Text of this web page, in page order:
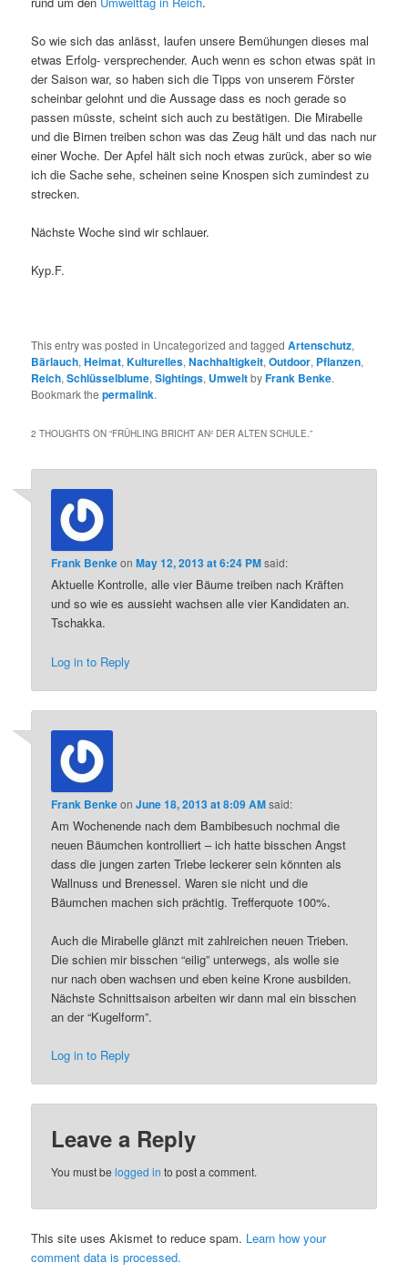
So wie sich das anlässt, laufen unsere Bemühungen dieses mal
etwas Erfolg- versprechender. Auch wenn es schon etwas spät in
der Saison war, so haben sich die Tipps von unserem Förster
scheinbar gelohnt und die Aussage dass es noch gerade so
passen müsste, scheint sich auch zu bestätigen. Die Mirabelle
und die Birnen treiben schon was das Zeug hält und das nach nur
einer Woche. Der Apfel hält sich noch etwas zurück, aber so wie
ich die Sache sehe, scheinen seine Knospen sich zumindest zu
strecken.
Nächste Woche sind wir schlauer.
Kyp.F.
This entry was posted in Uncategorized and taggedArtenschutz,
Bärlauch,Heimat,Kulturelles,Nachhaltigkeit,Outdoor, Pflanzen,
Reich,Schlüsselblume,Sightings, UmweltbyFrank Benke.
Bookmark thepermalink.
2 THOUGHTS ON “FRÜHLING BRICHT AN² DER ALTEN SCHULE.”
Frank BenkeonMay 12, 2013 at 6:24 PMsaid:
Aktuelle Kontrolle, alle vier Bäume treiben nach Kräften
und so wie es aussieht wachsen alle vier Kandidaten an.
Tschakka.
Log in to Reply
Frank BenkeonJune 18, 2013 at 8:09 AMsaid:
Am Wochenende nach dem Bambibesuch nochmal die
neuen Bäumchen kontrolliert – ich hatte bisschen Angst
dass die jungen zarten Triebe leckerer sein könnten als
Wallnuss und Brenessel. Waren sie nicht und die
Bäumchen machen sich prächtig. Trefferquote 100%.
Auch die Mirabelle glänzt mit zahlreichen neuen Trieben.
Die schien mir bisschen “eilig” unterwegs, als wolle sie
nur nach oben wachsen und eben keine Krone ausbilden.
Nächste Schnittsaison arbeiten wir dann mal ein bisschen
an der “Kugelform”.
Log in to Reply
Leave a Reply
You must belogged in to post a comment.
This site uses Akismet to reduce spam. Learn how your
comment data is processed.